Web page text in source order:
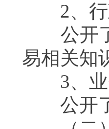
2、
公开了
易相关知
3、
公开了